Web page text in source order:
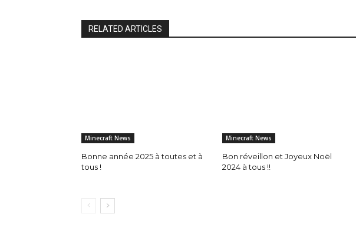
RELATED ARTICLES
Minecraft News
Bonne année 2025 à toutes et à
tous !
Minecraft News
Bon réveillon et Joyeux Noël
2024 à tous !!